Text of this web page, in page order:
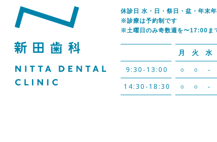
休診日 水・日・祭日・盆・年末
※診療は予約制です
※土曜日のみ奇数週を〜17:00ま
月 火
水
9:30-13:00
○ ○ -
14:30-18:30 ○ ○ -